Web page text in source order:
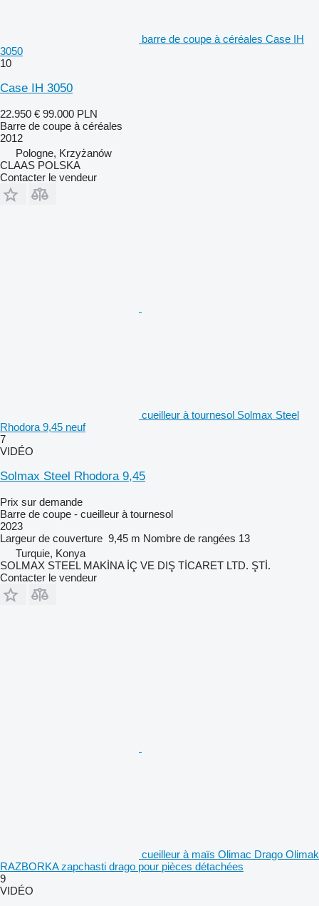
barre de coupe à céréales Case IH
3050
10
Case IH 3050
22.950 € 99.000 PLN
Barre de coupe à céréales
2012
Pologne, Krzyżanów
CLAAS POLSKA
Contacter le vendeur
cueilleur à tournesol Solmax Steel
Rhodora 9,45 neuf
7
VIDÉO
Solmax Steel Rhodora 9,45
Prix sur demande
Barre de coupe - cueilleur à tournesol
2023
Largeur de couverture 9,45 m Nombre de rangées 13
Turquie, Konya
SOLMAX STEEL MAKİNA İÇ VE DIŞ TİCARET LTD. ŞTİ.
Contacter le vendeur
cueilleur à maïs Olimac Drago Olimak
RAZBORKA zapchasti drago pour pièces détachées
9
VIDÉO